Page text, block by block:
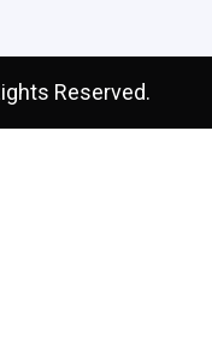
Reserved.